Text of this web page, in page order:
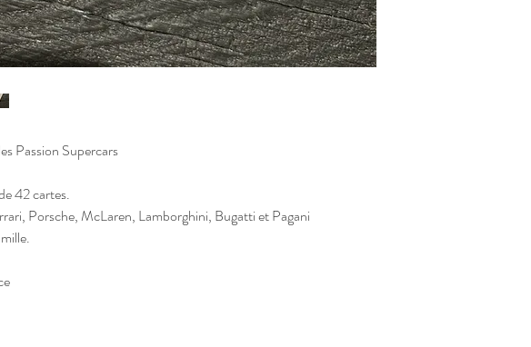
Passion Supercars
42 cartes.
Porsche, McLaren, Lamborghini, Bugatti et Pagani